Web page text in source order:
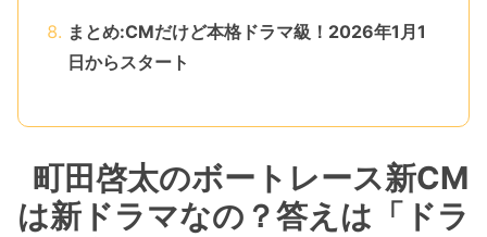
まとめ:CMだけど本格ドラマ級！2026年1月1
日からスタート
町田啓太のボートレース新CM
は新ドラマなの？答えは「ドラ